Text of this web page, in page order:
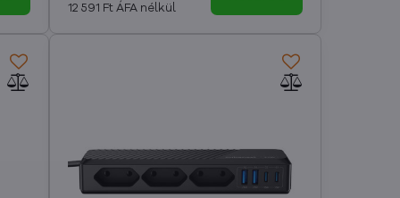
12 591 Ft ÁFA nélkül